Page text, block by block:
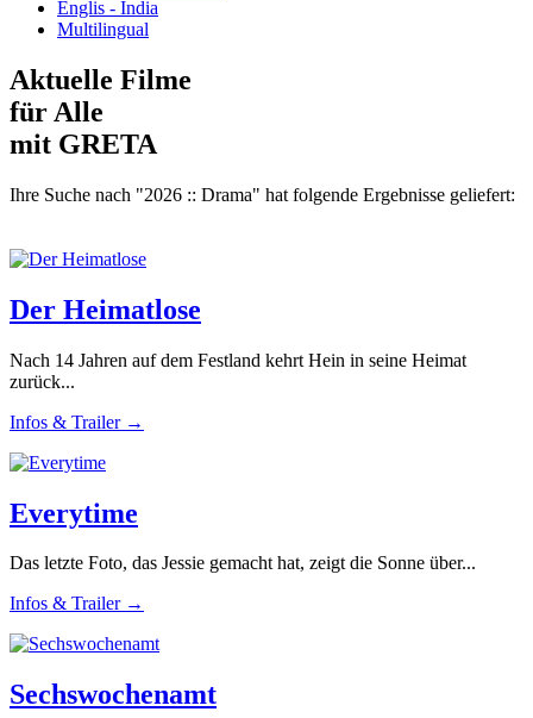
Englis - India
Multilingual
Aktuelle Filme
für Alle
mit GRETA
Ihre Suche nach "2026 :: Drama" hat folgende Ergebnisse geliefert:
Der Heimatlose
Nach 14 Jahren auf dem Festland kehrt Hein in seine Heimat
zurück...
Infos & Trailer →
Everytime
Das letzte Foto, das Jessie gemacht hat, zeigt die Sonne über...
Infos & Trailer →
Sechswochenamt